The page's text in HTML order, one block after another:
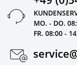
MO. - DO.
FR. 08:00 -